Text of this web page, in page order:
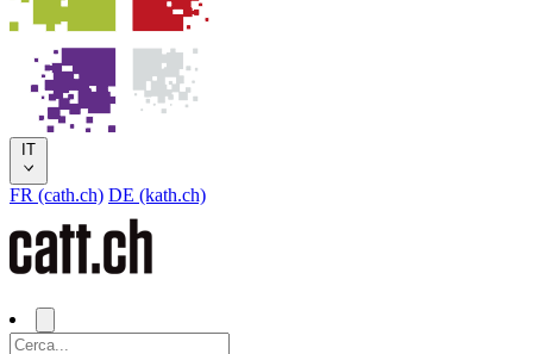
IT
FR (cath.ch) DE (kath.ch)